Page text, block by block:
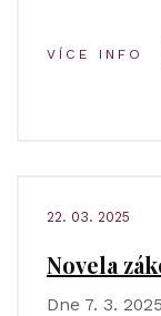
VÍCE INFO
22. 03. 2025
Novela
Dne 7. 3.